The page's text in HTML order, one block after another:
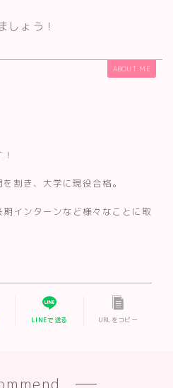
しょう！
ABOUT ME
割き、大学に現役合格。
インターンなど様々なことに取
LINEで送る URLをコピー